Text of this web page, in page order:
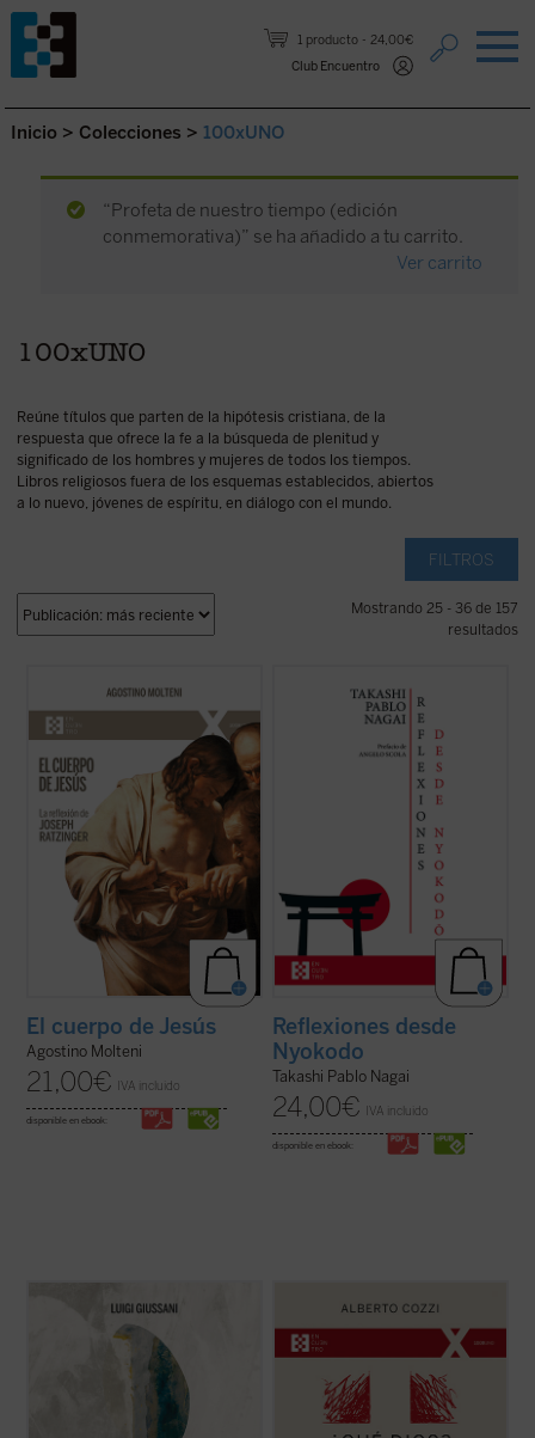
1 producto
24,00€
Club Encuentro
Saltar al contenido.
Inicio > Colecciones > 100xUNO
“Profeta de nuestro tiempo (edición
conmemorativa)” se ha añadido a tu carrito.
Ver carrito
100xUNO
Reúne títulos que parten de la hipótesis cristiana, de la
respuesta que ofrece la fe a la búsqueda de plenitud y
significado de los hombres y mujeres de todos los tiempos.
Libros religiosos fuera de los esquemas establecidos, abiertos
a lo nuevo, jóvenes de espíritu, en diálogo con el mundo.
FILTROS
Mostrando 25 - 36 de 157
resultados
simples como profundas: ¿qué significa
que Jesús tuvo un cuerpo como el nuestro?
¿Cómo pensó Joseph Ratzinger el cuerpo
de Jesús? No como un detalle más de la fe
cristiana, sino como una clave para ...
ficha)
El cuerpo de Jesús
Agostino Molteni
21,00€ IVA incluido
disponible en ebook:
serie de escritos breves, meditaciones y
cartas suyas que conforman una obra
valiosísima para seguir, a través de una
intimidad familiar con él, los pasos de
Takashi hacia el encuentro final con ...
Reflexiones desde
Nyokodo
Takashi Pablo Nagai
24,00€ IVA incluido
disponible en ebook:
este tercer y último volumen dedicado a la
caridad, junto con su condición esencial, el
sacrificio, y su consecuencia práctica, la
(ver ficha)
sobre Dios no es meramente un ejercicio
intelectual, sino una apertura, un desafío a
ampliar nuestra comprensión de la
experiencia humana....(ver ficha)